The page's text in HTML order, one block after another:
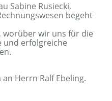
Sabine Rusiecki,
begeht
worüber wir uns für die
und erfolgreiche
Herrn Ralf Ebeling.